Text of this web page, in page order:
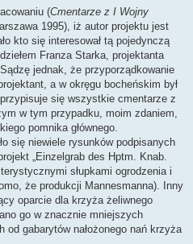
(Cmentarze z I Wojny
1995), iż autor projektu jest
kto się interesował tą pojedynczą
Franza Starka, projektanta
jednak, że przyporządkowanie
a w okręgu bocheńskim był
się wszystkie cmentarze z
w tym przypadku, moim zdaniem,
pomnika głównego.
się niewiele rysunków podpisanych
„Einzelgrab des Hptm. Knab.
słupkami ogrodzenia i
że produkcji Mannesmanna). Inny
oparcie dla krzyża żeliwnego
go w znacznie mniejszych
od gabarytów nałożonego nań krzyża